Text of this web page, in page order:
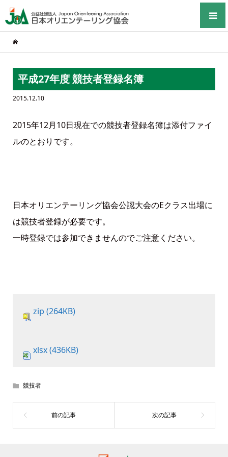
平成27年度 競技者登録名簿
2015.12.10
2015年12月10日現在での競技者登録名簿は添付ファイ
ルのとおりです。
日本オリエンテーリング協会公認大会のEクラス出場に
は競技者登録が必要です。
一時登録では参加できませんのでご注意ください。
zip (264KB)
xlsx (436KB)
競技者